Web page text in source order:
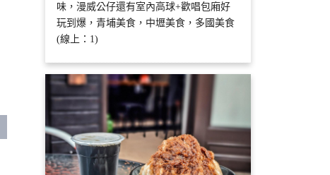
味，漫威公仔還有室內高球+歡唱包廂好
玩到爆，青埔美食，中壢美食，多國美食
(線上：1)